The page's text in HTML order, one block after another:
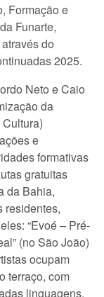
Formação e
Funarte,
do
2025.
Neto e Caio
da
e
formativas
gratuitas
da Bahia,
residentes,
“Evoé – Pré-
(no São João)
ocupam
terraço, com
linguagens,